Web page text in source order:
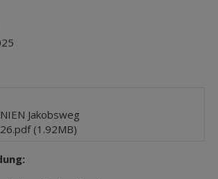
Jakobsweg
(1.92MB)